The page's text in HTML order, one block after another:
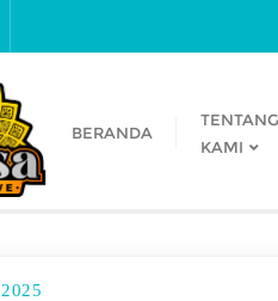
BERANDA
TENTANG
KAMI